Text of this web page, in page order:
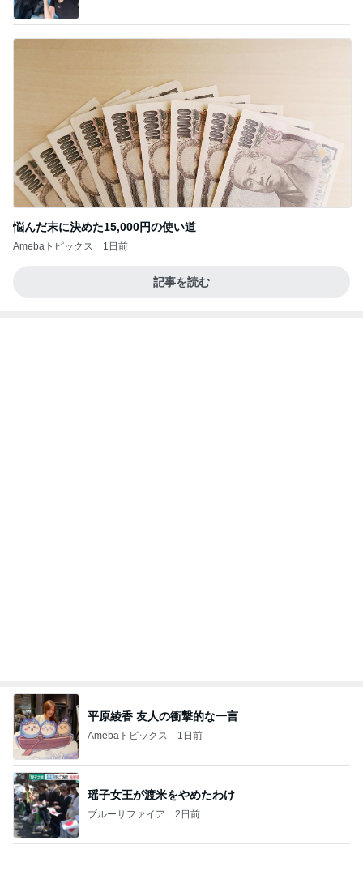
悩んだ末に決めた15,000円の使い道
Amebaトピックス 1日前
記事を読む
平原綾香 友人の衝撃的な一言
Amebaトピックス 1日前
瑶子女王が渡米をやめたわけ
ブルーサファイア 2日前